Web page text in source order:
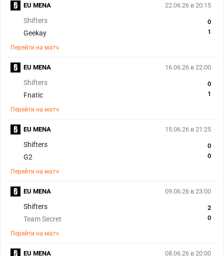
22.06.26 в 20:15
Shifters
Geekay
0
1
Перейти на матч
EU MENA
16.06.26 в 22:00
Shifters
Fnatic
0
1
Перейти на матч
EU MENA
15.06.26 в 21:25
Shifters
G2
0
0
Перейти на матч
EU MENA
09.06.26 в 23:00
Shifters
Team Secret
2
0
Перейти на матч
EU MENA
08.06.26 в 20:00
EU MENA